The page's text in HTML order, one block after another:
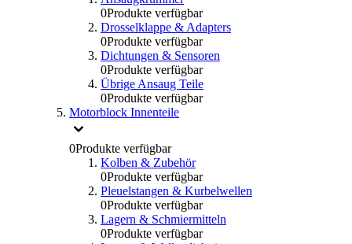
0Produkte verfügbar
Drosselklappe & Adapters
0Produkte verfügbar
Dichtungen & Sensoren
0Produkte verfügbar
Übrige Ansaug Teile
0Produkte verfügbar
Motorblock Innenteile
0Produkte verfügbar
Kolben & Zubehör
0Produkte verfügbar
Pleuelstangen & Kurbelwellen
0Produkte verfügbar
Lagern & Schmiermitteln
0Produkte verfügbar